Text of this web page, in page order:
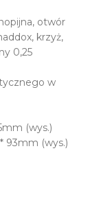
otwór
krzyż,
0,25
w
(wys.)
93mm (wys.)